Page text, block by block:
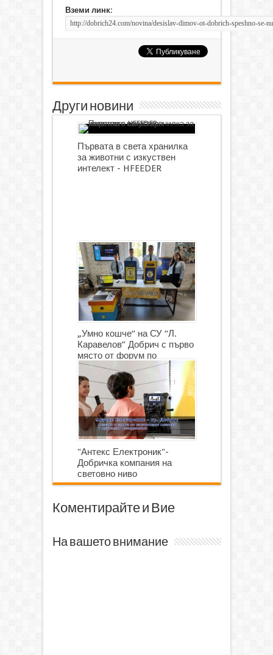
Вземи линк:
Други новини
Първата в света хранилка
за животни с изкуствен
интелект - HFEEDER
„Умно кошче“ на СУ “Л.
Каравелов” Добрич с първо
място от форум по
роботика
"Антекс Електроник"-
Добричка компания на
световно ниво
Коментирайте и Вие
На вашето внимание